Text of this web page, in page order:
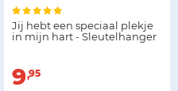
Jij hebt een speciaal plekje
in mijn hart - Sleutelhanger
9 95